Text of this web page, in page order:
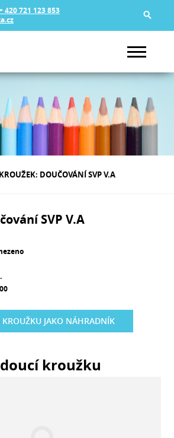
420 721 123 853
KROUŽEK: DOUČOVÁNÍ SVP V.A
SVP V.A
JAKO NÁHRADNÍK
kroužku